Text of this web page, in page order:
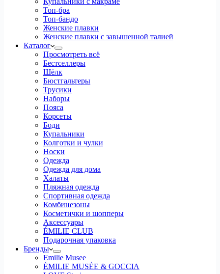
Топ-бра
Топ-бандо
Женские плавки
Женские плавки с завышенной талией
Каталог
Просмотреть всё
Бестселлеры
Шёлк
Бюстгальтеры
Трусики
Наборы
Пояса
Корсеты
Боди
Купальники
Колготки и чулки
Носки
Одежда
Одежда для дома
Халаты
Пляжная одежда
Спортивная одежда
Комбинезоны
Косметички и шопперы
Аксессуары
ÉMILIE CLUB
Подарочная упаковка
Бренды
Emilie Musee
ÉMILIE MUSÉE & GOCCIA